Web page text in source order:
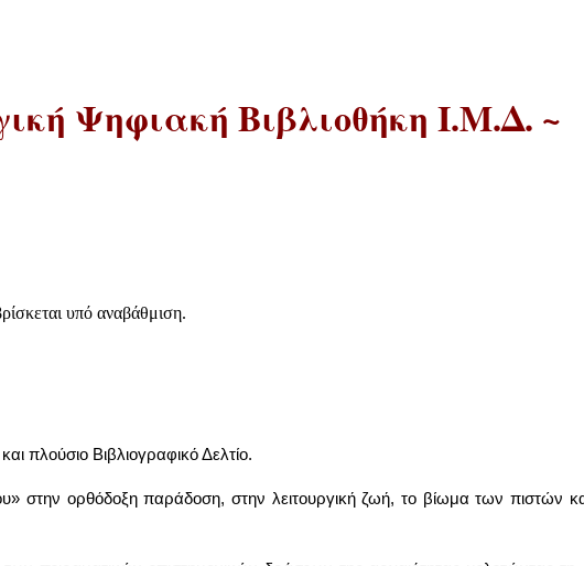
Ψηφιακή Βιβλιοθήκη Ι.Μ.Δ. ~
υπό αναβάθμιση.
πλούσιο Βιβλιογραφικό Δελτίο.
στην ορθόδοξη παράδοση, στην λειτουργική ζωή, το βίωμα των πιστών